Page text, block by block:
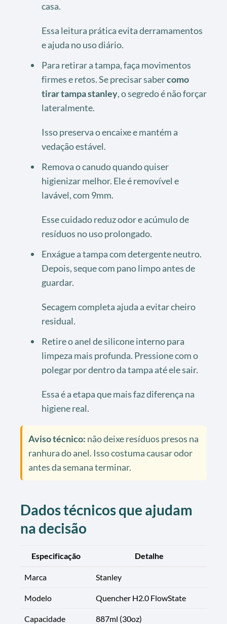
casa.
Essa leitura prática evita derramamentos
e ajuda no uso diário.
Para retirar a tampa, faça movimentos
firmes e retos. Se precisar sabercomo
tirar tampa stanley, o segredo é não forçar
lateralmente.
Isso preserva o encaixe e mantém a
vedação estável.
Remova o canudo quando quiser
higienizar melhor. Ele é removível e
lavável, com 9mm.
Esse cuidado reduz odor e acúmulo de
resíduos no uso prolongado.
Enxágue a tampa com detergente neutro.
Depois, seque com pano limpo antes de
guardar.
Secagem completa ajuda a evitar cheiro
residual.
Retire o anel de silicone interno para
limpeza mais profunda. Pressione com o
polegar por dentro da tampa até ele sair.
Essa é a etapa que mais faz diferença na
higiene real.
Aviso técnico: não deixe resíduos presos na
ranhura do anel. Isso costuma causar odor
antes da semana terminar.
Dados técnicos que ajudam
na decisão
Especificação Detalhe
Marca Stanley
Modelo Quencher H2.0 FlowState
Capacidade 887ml (30oz)